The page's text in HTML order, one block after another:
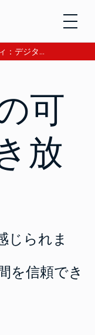
エージェント型AI時代のアイデンティティ：デジタル信頼の獲得と検証について、CEOアンドレ・デュランが語る。今すぐ読む。
可
放
じられま
を信頼でき